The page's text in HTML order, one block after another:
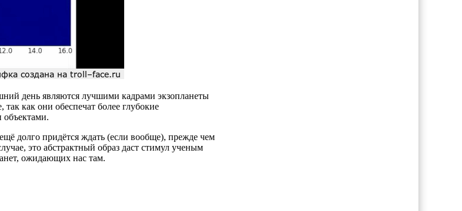
день являются лучшими кадрами экзопланеты
как они обеспечат более глубокие
объектами.
долго придётся ждать (если вообще), прежде чем
это абстрактный образ даст стимул ученым
ожидающих нас там.